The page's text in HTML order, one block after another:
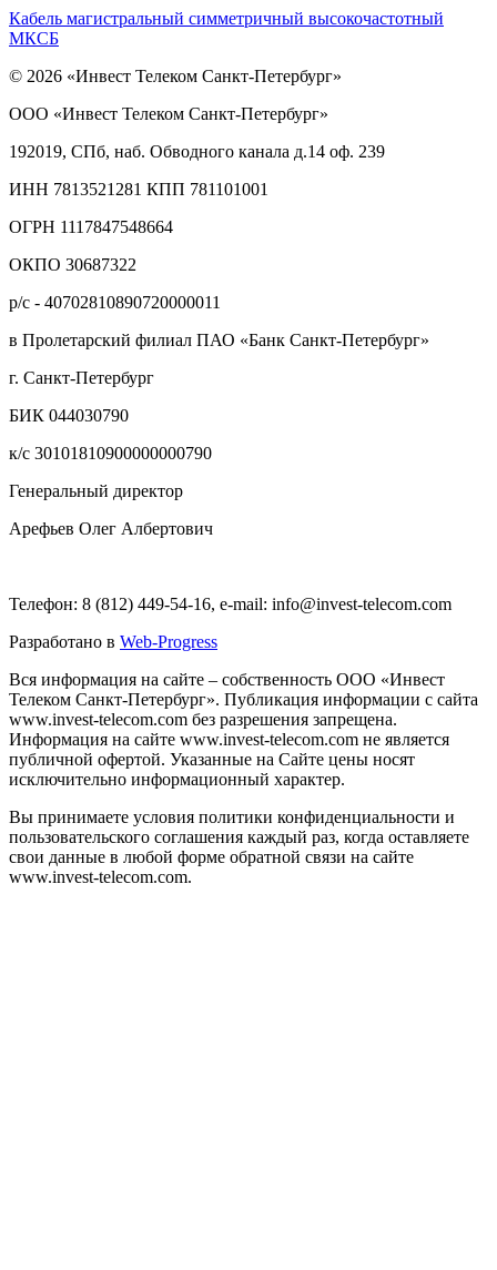
Кабель магистральный симметричный высокочастотный
МКСБ
© 2026 «Инвест Телеком Санкт-Петербург»
ООО «Инвест Телеком Санкт-Петербург»
192019, СПб, наб. Обводного канала д.14 оф. 239
ИНН 7813521281 КПП 781101001
ОГРН 1117847548664
ОКПО 30687322
р/с - 40702810890720000011
в Пролетарский филиал ПАО «Банк Санкт-Петербург»
г. Санкт-Петербург
БИК 044030790
к/с 30101810900000000790
Генеральный директор
Арефьев Олег Албертович
Телефон: 8 (812) 449-54-16, e-mail: info@invest-telecom.com
Разработано в Web-Progress
Вся информация на сайте – собственность ООО «Инвест
Телеком Санкт-Петербург». Публикация информации с сайта
www.invest-telecom.com без разрешения запрещена.
Информация на сайте www.invest-telecom.com не является
публичной офертой. Указанные на Сайте цены носят
исключительно информационный характер.
Вы принимаете условия политики конфиденциальности и
пользовательского соглашения каждый раз, когда оставляете
свои данные в любой форме обратной связи на сайте
www.invest-telecom.com.